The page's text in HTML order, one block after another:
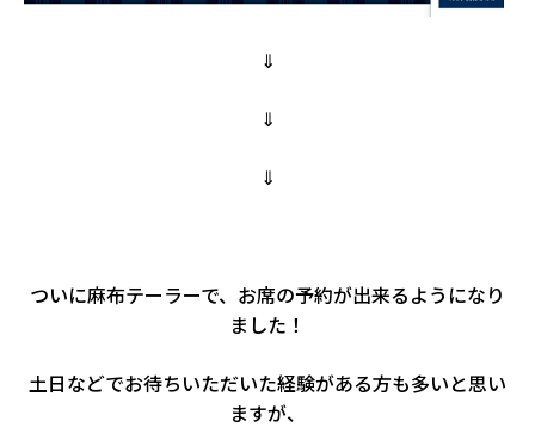
⇓
⇓
⇓
ついに麻布テーラーで、お席の予約が出来るようになり
ました！
土日などでお待ちいただいた経験がある方も多いと思い
ますが、